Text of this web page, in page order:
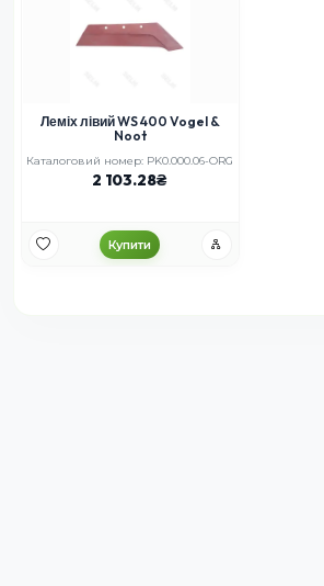
Леміх лівий WS 400 Vogel &
Noot
Каталоговий номер: PK0.000.06-ORG
2 103.28
Купити